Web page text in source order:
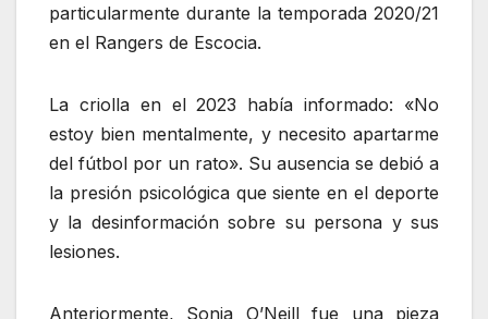
particularmente durante la temporada 2020/21
en el Rangers de Escocia.
La criolla en el 2023 había informado: «No
estoy bien mentalmente, y necesito apartarme
del fútbol por un rato». Su ausencia se debió a
la presión psicológica que siente en el deporte
y la desinformación sobre su persona y sus
lesiones.
Anteriormente, Sonia O’Neill fue una pieza